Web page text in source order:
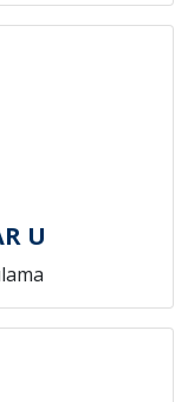
U